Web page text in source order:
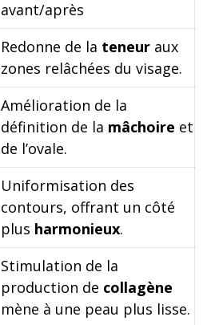
avant/après
Redonne de la teneur aux
zones relâchées du visage.
Amélioration de la
définition de la mâchoire et
de l’ovale.
Uniformisation des
contours, offrant un côté
plus harmonieux.
Stimulation de la
production de collagène
mène à une peau plus lisse.